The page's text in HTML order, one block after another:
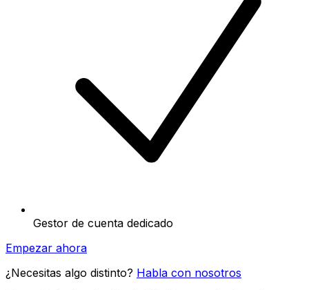
Gestor de cuenta dedicado
Empezar ahora
¿Necesitas algo distinto? Habla con nosotros